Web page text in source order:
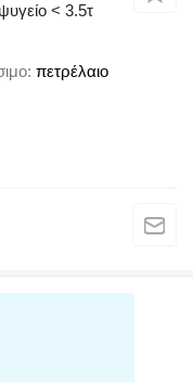
< 3.5τ
πετρέλαιο